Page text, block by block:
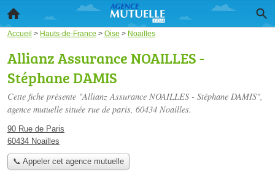
Accueil > Hauts-de-France > Oise > Noailles
Allianz Assurance NOAILLES -
Stéphane DAMIS
Cette fiche présente "Allianz Assurance NOAILLES - Stéphane DAMIS",
agence mutuelle située rue de paris, 60434 Noailles.
90 Rue de Paris
60434 Noailles
📞 Appeler cet agence mutuelle